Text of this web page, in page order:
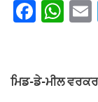
F
e
W
s
ਮਿਡ-ਡੇ-ਮੀਲ